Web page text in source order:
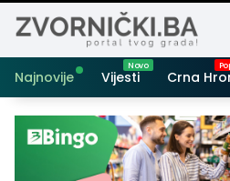
Najnovije Vijesti Crna